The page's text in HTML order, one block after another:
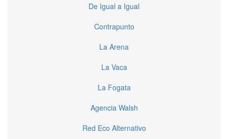
De Igual a Igual
Contrapunto
La Arena
La Vaca
La Fogata
Agencia Walsh
Red Eco Alternativo